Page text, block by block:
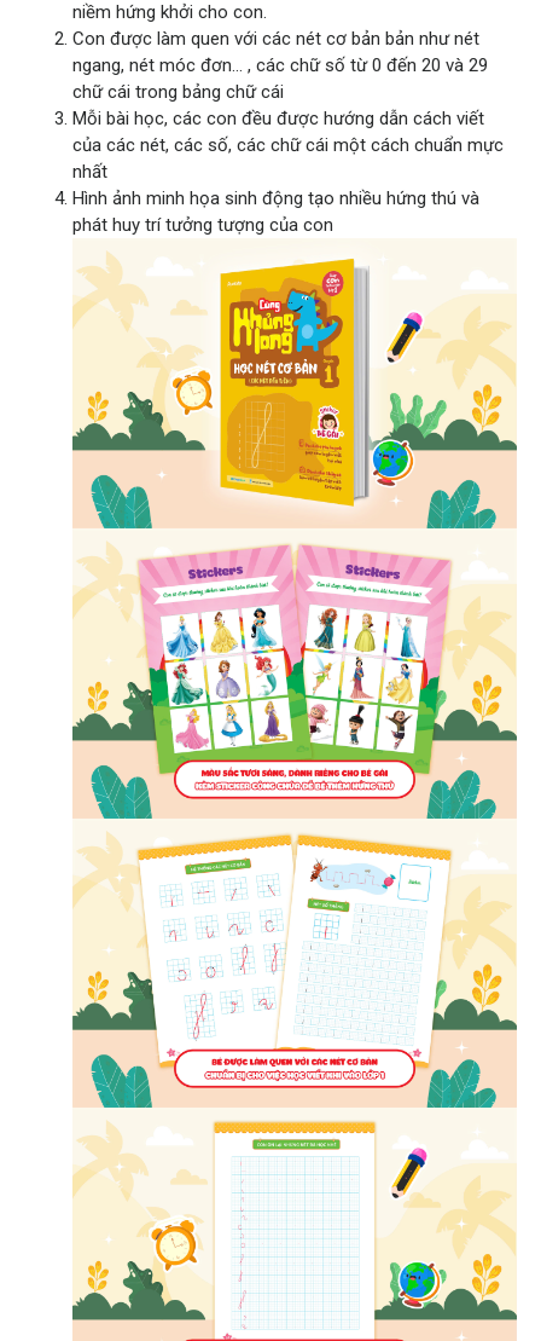
niềm hứng khởi cho con.
Con được làm quen với các nét cơ bản bản như nét
ngang, nét móc đơn… , các chữ số từ 0 đến 20 và 29
chữ cái trong bảng chữ cái
Mỗi bài học, các con đều được hướng dẫn cách viết
của các nét, các số, các chữ cái một cách chuẩn mực
nhất
Hình ảnh minh họa sinh động tạo nhiều hứng thú và
phát huy trí tưởng tượng của con